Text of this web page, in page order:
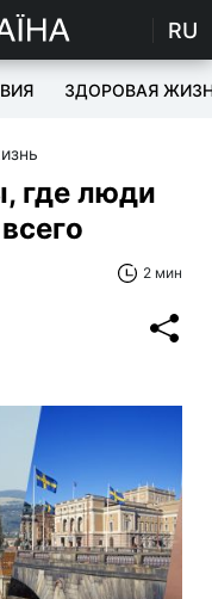
RU
ЗДОРОВАЯ
где люди
2 мин